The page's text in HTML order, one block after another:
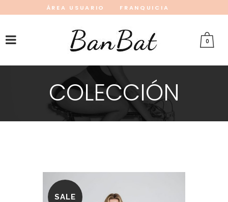
ÁREA USUARIO
FRANQUICIA
0
COLECCIÓN
SALE